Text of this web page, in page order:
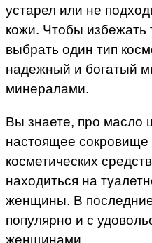
устарел или не
кожи. Чтобы избежать
выбрать один тип
надежный и богатый
минералами.
Вы знаете, про масло
настоящее
косметических
находиться на
женщины. В
популярно и с
женщинами.